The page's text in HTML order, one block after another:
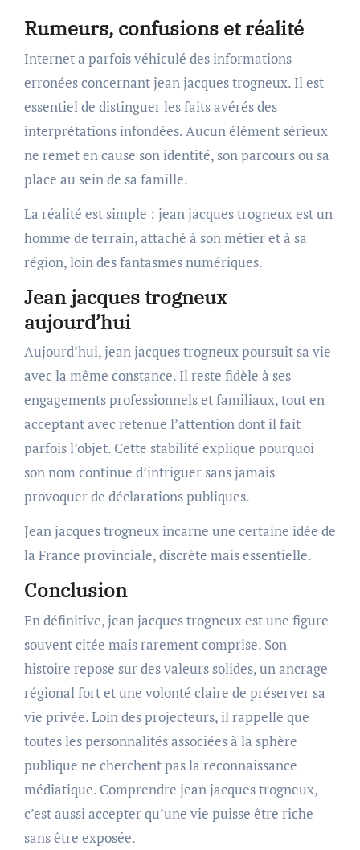
Rumeurs, confusions et réalité
Internet a parfois véhiculé des informations
erronées concernant jean jacques trogneux. Il est
essentiel de distinguer les faits avérés des
interprétations infondées. Aucun élément sérieux
ne remet en cause son identité, son parcours ou sa
place au sein de sa famille.
La réalité est simple : jean jacques trogneux est un
homme de terrain, attaché à son métier et à sa
région, loin des fantasmes numériques.
Jean jacques trogneux
aujourd’hui
Aujourd’hui, jean jacques trogneux poursuit sa vie
avec la même constance. Il reste fidèle à ses
engagements professionnels et familiaux, tout en
acceptant avec retenue l’attention dont il fait
parfois l’objet. Cette stabilité explique pourquoi
son nom continue d’intriguer sans jamais
provoquer de déclarations publiques.
Jean jacques trogneux incarne une certaine idée de
la France provinciale, discrète mais essentielle.
Conclusion
En définitive, jean jacques trogneux est une figure
souvent citée mais rarement comprise. Son
histoire repose sur des valeurs solides, un ancrage
régional fort et une volonté claire de préserver sa
vie privée. Loin des projecteurs, il rappelle que
toutes les personnalités associées à la sphère
publique ne cherchent pas la reconnaissance
médiatique. Comprendre jean jacques trogneux,
c’est aussi accepter qu’une vie puisse être riche
sans être exposée.